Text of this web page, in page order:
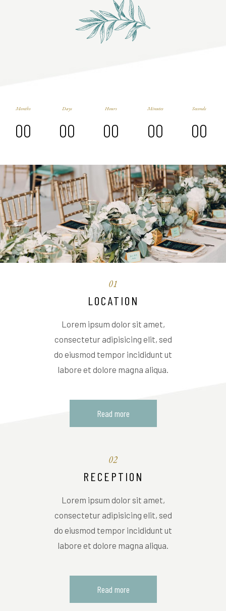
00
Months
00
Days
00
Hours
00
Minutes
00
Seconds
01
LOCATION
Lorem ipsum dolor sit amet,
consectetur adipisicing elit, sed
do eiusmod tempor incididunt ut
labore et dolore magna aliqua.
Read more
02
RECEPTION
Lorem ipsum dolor sit amet,
consectetur adipisicing elit, sed
do eiusmod tempor incididunt ut
labore et dolore magna aliqua.
Read more